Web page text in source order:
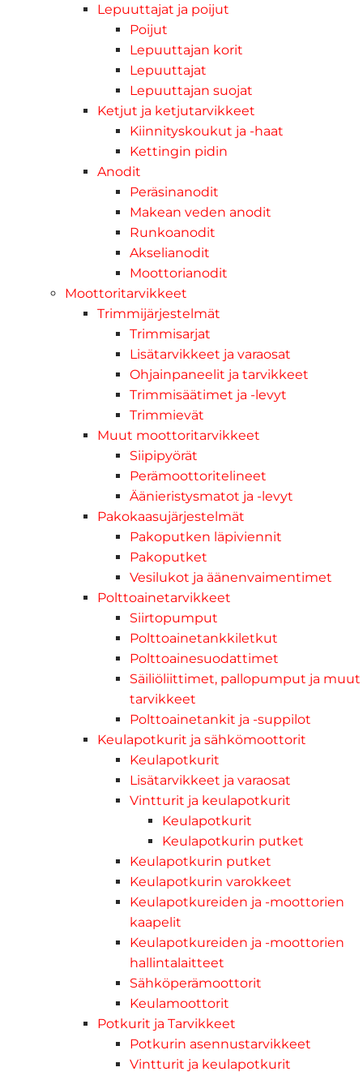
Lepuuttajat ja poijut
Poijut
Lepuuttajan korit
Lepuuttajat
Lepuuttajan suojat
Ketjut ja ketjutarvikkeet
Kiinnityskoukut ja -haat
Kettingin pidin
Anodit
Peräsinanodit
Makean veden anodit
Runkoanodit
Akselianodit
Moottorianodit
Moottoritarvikkeet
Trimmijärjestelmät
Trimmisarjat
Lisätarvikkeet ja varaosat
Ohjainpaneelit ja tarvikkeet
Trimmisäätimet ja -levyt
Trimmievät
Muut moottoritarvikkeet
Siipipyörät
Perämoottoritelineet
Äänieristysmatot ja -levyt
Pakokaasujärjestelmät
Pakoputken läpiviennit
Pakoputket
Vesilukot ja äänenvaimentimet
Polttoainetarvikkeet
Siirtopumput
Polttoainetankkiletkut
Polttoainesuodattimet
Säiliöliittimet, pallopumput ja muut
tarvikkeet
Polttoainetankit ja -suppilot
Keulapotkurit ja sähkömoottorit
Keulapotkurit
Lisätarvikkeet ja varaosat
Vintturit ja keulapotkurit
Keulapotkurit
Keulapotkurin putket
Keulapotkurin putket
Keulapotkurin varokkeet
Keulapotkureiden ja -moottorien
kaapelit
Keulapotkureiden ja -moottorien
hallintalaitteet
Sähköperämoottorit
Keulamoottorit
Potkurit ja Tarvikkeet
Potkurin asennustarvikkeet
Vintturit ja keulapotkurit